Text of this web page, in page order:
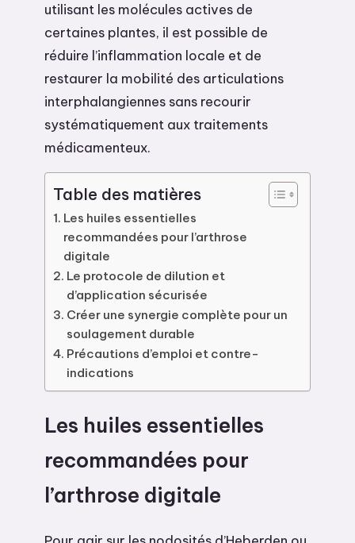
utilisant les molécules actives de
certaines plantes, il est possible de
réduire l’inflammation locale et de
restaurer la mobilité des articulations
interphalangiennes sans recourir
systématiquement aux traitements
médicamenteux.
Table des matières
Les huiles essentielles
recommandées pour l’arthrose
digitale
Le protocole de dilution et
d’application sécurisée
Créer une synergie complète pour un
soulagement durable
Précautions d’emploi et contre-
indications
Les huiles essentielles
recommandées pour
l’arthrose digitale